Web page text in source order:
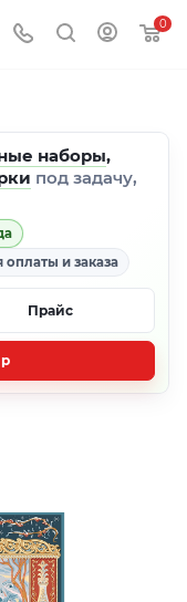
0
наборы,
под задачу,
оплаты и заказа
Прайс